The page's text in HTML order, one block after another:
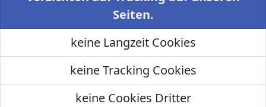
Seiten.
keine Langzeit Cookies
keine Tracking Cookies
keine Cookies Dritter